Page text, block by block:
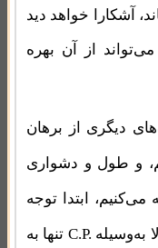
آشکارا خواهد دید
از آن بهره
دیگری از برهان
و طول و دشواری
می‌کنیم، ابتدا توجه
به‌وسیله C.P. تنها به